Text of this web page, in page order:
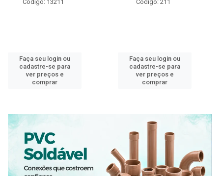
Código: 13211
Faça seu login ou
cadastre-se para
ver preços e
comprar
Código: 211
Faça seu login ou
cadastre-se para
ver preços e
comprar